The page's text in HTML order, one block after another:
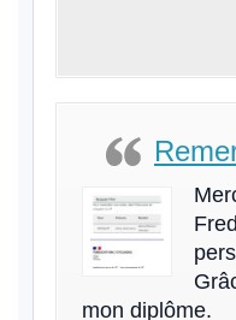
mon diplôme.